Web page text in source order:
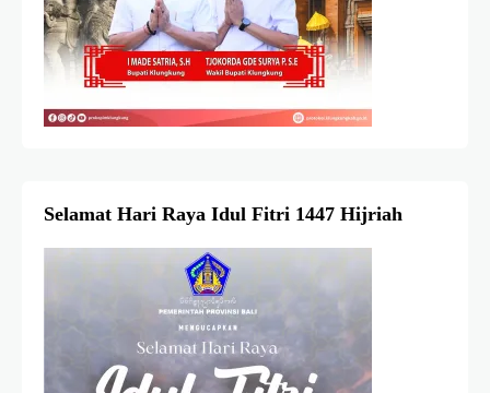
Selamat Hari Raya Idul Fitri 1447 Hijriah